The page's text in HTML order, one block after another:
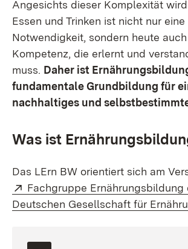
Angesichts dieser Komplexität
Essen und Trinken ist nicht nur eine
Notwendigkeit, sondern heute
Kompetenz, die erlernt und
muss. Daher ist
fundamentale Grundbildung für
nachhaltiges und
Was ist
Das LErn BW orientiert sich am
Extern:
Fachgruppe Ernährungsbildung
Deutschen Gesellschaft für